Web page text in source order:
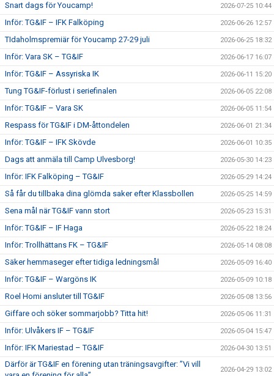
Snart dags för Youcamp! 2026-07-25 10:44
Inför: TG&IF – IFK Falköping 2026-06-26 12:57
TIdaholmspremiär för Youcamp 27-29 juli 2026-06-25 18:32
Inför: Vara SK – TG&IF 2026-06-17 16:07
Inför: TG&IF – Assyriska IK 2026-06-11 15:20
Tung TG&IF-förlust i seriefinalen 2026-06-05 22:08
Inför: TG&IF – Vara SK 2026-06-05 11:54
Respass för TG&IF i DM-åttondelen 2026-06-01 21:34
Inför: TG&IF – IFK Skövde 2026-06-01 10:35
Dags att anmäla till Camp Ulvesborg! 2026-05-30 14:23
Inför: IFK Falköping – TG&IF 2026-05-29 14:24
Så får du tillbaka dina glömda saker efter Klassbollen 2026-05-25 14:59
Sena mål när TG&IF vann stort 2026-05-23 15:31
Inför: TG&IF – IF Haga 2026-05-22 18:24
Inför: Trollhättans FK – TG&IF 2026-05-14 08:08
Säker hemmaseger efter tidiga ledningsmål 2026-05-09 16:40
Inför: TG&IF – Wargöns IK 2026-05-09 10:18
Roel Homi ansluter till TG&IF 2026-05-08 13:56
Giffare och söker sommarjobb? Titta hit! 2026-05-06 11:31
Inför: Ulvåkers IF – TG&IF 2026-05-04 15:47
Inför: IFK Mariestad – TG&IF 2026-04-30 13:51
Därför är TG&IF en förening utan träningsavgifter: ”Vi vill
2026-04-29 13:02